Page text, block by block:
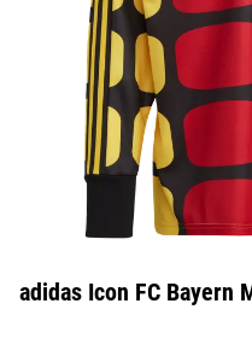
adidas Icon FC Bayern